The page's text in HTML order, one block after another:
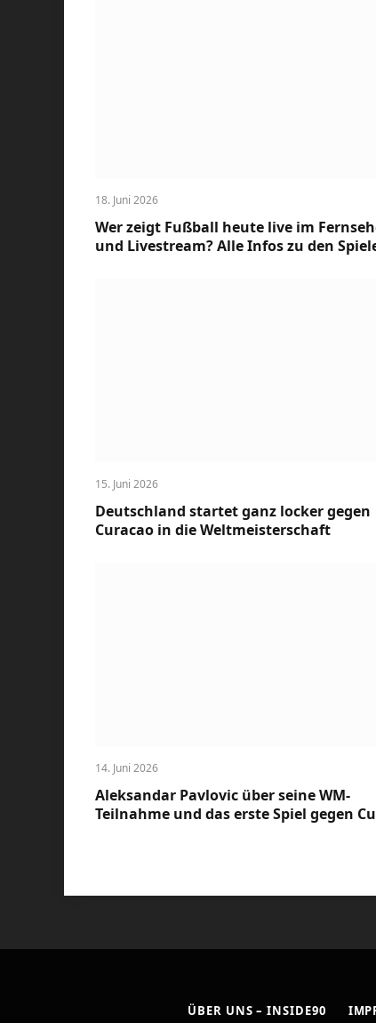
18. Juni 2026
Wer zeigt Fußball heute live im
und Livestream? Alle Infos zu den
15. Juni 2026
Deutschland startet ganz locker gegen
Curacao in die Weltmeisterschaft
14. Juni 2026
Aleksandar Pavlovic über seine WM-
Teilnahme und das erste Spiel gegen
ÜBER UNS – INSIDE90